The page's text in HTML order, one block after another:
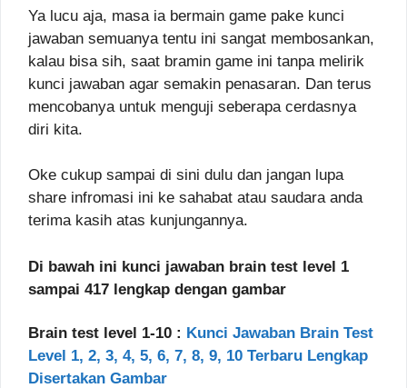
Ya lucu aja, masa ia bermain game pake kunci
jawaban semuanya tentu ini sangat membosankan,
kalau bisa sih, saat bramin game ini tanpa melirik
kunci jawaban agar semakin penasaran. Dan terus
mencobanya untuk menguji seberapa cerdasnya
diri kita.
Oke cukup sampai di sini dulu dan jangan lupa
share infromasi ini ke sahabat atau saudara anda
terima kasih atas kunjungannya.
Di bawah ini kunci jawaban brain test level 1
sampai 417 lengkap dengan gambar
Brain test level 1-10 : Kunci Jawaban Brain Test
Level 1, 2, 3, 4, 5, 6, 7, 8, 9, 10 Terbaru Lengkap
Disertakan Gambar